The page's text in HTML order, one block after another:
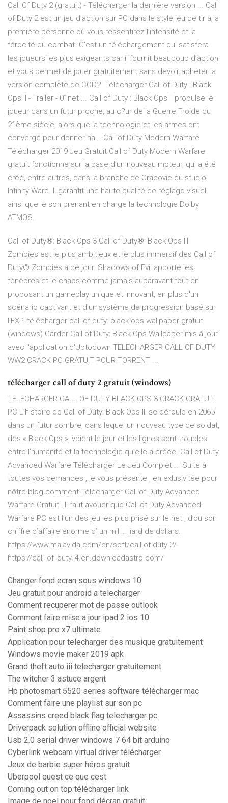
Call Of Duty 2 (gratuit) - Télécharger la dernière version ... Call
of Duty 2 est un jeu d’action sur PC dans le style jeu de tir à la
première personne où vous ressentirez l’intensité et la
férocité du combat. C’est un téléchargement qui satisfera
les joueurs les plus exigeants car il fournit beaucoup d’action
et vous permet de jouer gratuitement sans devoir acheter la
version complète de COD2. Télécharger Call of Duty : Black
Ops II - Trailer - 01net ... Call of Duty : Black Ops II propulse le
joueur dans un futur proche, au c?ur de la Guerre Froide du
21ème siècle, alors que la technologie et les armes ont
convergé pour donner na... Call of Duty Modern Warfare
Télécharger 2019 Jeu Gratuit Call of Duty Modern Warfare
gratuit fonctionne sur la base d’un nouveau moteur, qui a été
créé, entre autres, dans la branche de Cracovie du studio
Infinity Ward. Il garantit une haute qualité de réglage visuel,
ainsi que le son prenant en charge la technologie Dolby
ATMOS.
Call of Duty®: Black Ops 3 Call of Duty®: Black Ops III
Zombies est le plus ambitieux et le plus immersif des Call of
Duty® Zombies à ce jour. Shadows of Evil apporte les
ténèbres et le chaos comme jamais auparavant tout en
proposant un gameplay unique et innovant, en plus d'un
scénario captivant et d'un système de progression basé sur
l'EXP. télécharger call of duty: black ops wallpaper gratuit
(windows) Garder Call of Duty: Black Ops Wallpaper mis à jour
avec l'application d'Uptodown TELECHARGER CALL OF DUTY
WW2 CRACK PC GRATUIT POUR TORRENT ...
télécharger call of duty 2 gratuit (windows)
TELECHARGER CALL OF DUTY BLACK OPS 3 CRACK GRATUIT
PC L’histoire de Call of Duty: Black Ops III se déroule en 2065
dans un futur sombre, dans lequel un nouveau type de soldat,
des « Black Ops », voient le jour et les lignes sont troubles
entre l’humanité et la technologie qu’elle a créée. Call of Duty
Advanced Warfare Télécharger Le Jeu Complet ... Suite à
toutes vos demandes , je vous présente , en exlusivitée pour
nôtre blog comment Télécharger Call of Duty Advanced
Warfare Gratuit ! Il faut avouer que Call of Duty Advanced
Warfare PC est l’un des jeu les plus prisé sur le net , d’ou son
chiffre d’affaire énorme d’ un mil … liard de dollars.
https://www.malavida.com/en/soft/call-of-duty-2/
https://call_of_duty_4.en.downloadastro.com/
Changer fond ecran sous windows 10
Jeu gratuit pour android a telecharger
Comment recuperer mot de passe outlook
Comment faire mise a jour ipad 2 ios 10
Paint shop pro x7 ultimate
Application pour telecharger des musique gratuitement
Windows movie maker 2019 apk
Grand theft auto iii telecharger gratuitement
The witcher 3 astuce argent
Hp photosmart 5520 series software télécharger mac
Comment faire une playlist sur son pc
Assassins creed black flag telecharger pc
Driverpack solution offline official website
Usb 2.0 serial driver windows 7 64 bit arduino
Cyberlink webcam virtual driver télécharger
Jeux de barbie super héros gratuit
Uberpool quest ce que cest
Coming out on top télécharger link